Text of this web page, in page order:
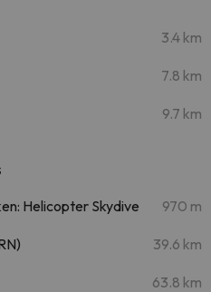
3.4 km
7.8 km
9.7 km
Helicopter Skydive 970 m
39.6 km
63.8 km